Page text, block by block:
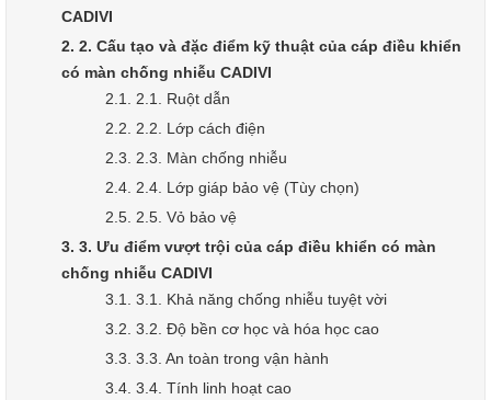
CADIVI
2. 2. Cấu tạo và đặc điểm kỹ thuật của cáp điều khiển
có màn chống nhiễu CADIVI
2.1. 2.1. Ruột dẫn
2.2. 2.2. Lớp cách điện
2.3. 2.3. Màn chống nhiễu
2.4. 2.4. Lớp giáp bảo vệ (Tùy chọn)
2.5. 2.5. Vỏ bảo vệ
3. 3. Ưu điểm vượt trội của cáp điều khiển có màn
chống nhiễu CADIVI
3.1. 3.1. Khả năng chống nhiễu tuyệt vời
3.2. 3.2. Độ bền cơ học và hóa học cao
3.3. 3.3. An toàn trong vận hành
3.4. 3.4. Tính linh hoạt cao